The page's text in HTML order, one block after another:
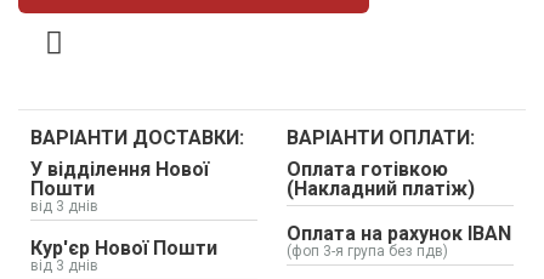
ВАРІАНТИ ДОСТАВКИ:
У відділення Нової
Пошти
від 3 днів
Кур'єр Нової Пошти
від 3 днів
ВАРІАНТИ ОПЛАТИ:
Оплата готівкою
(Накладний платіж)
Оплата на рахунок IBAN
(фоп 3-я група без пдв)